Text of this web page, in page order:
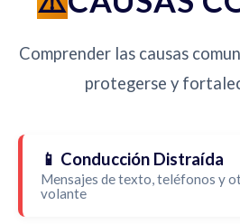
Comprender las causas
protegerse y
📱 Conducción Distraída
Mensajes de texto, teléfonos y
volante